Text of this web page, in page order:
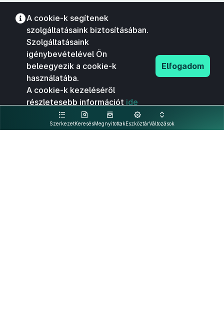
SzerkezetKeresésMegnyitottakEszköztárVáltozások
A cookie-k segítenek
szolgáltatásaink biztosításában.
Szolgáltatásaink
igénybevételével Ön
beleegyezik a cookie-k
használatába.
A cookie-k kezeléséről
részletesebb információt ide
kattintva olvashat.
Elfogadom